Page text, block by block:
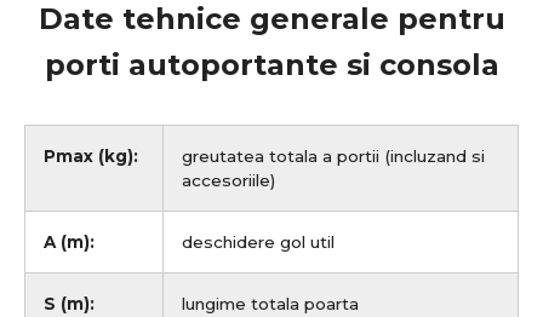
Date tehnice generale pentru
porti autoportante si consola
Pmax (kg):
greutatea totala a portii (incluzand si
accesoriile)
A (m): deschidere gol util
S (m): lungime totala poarta